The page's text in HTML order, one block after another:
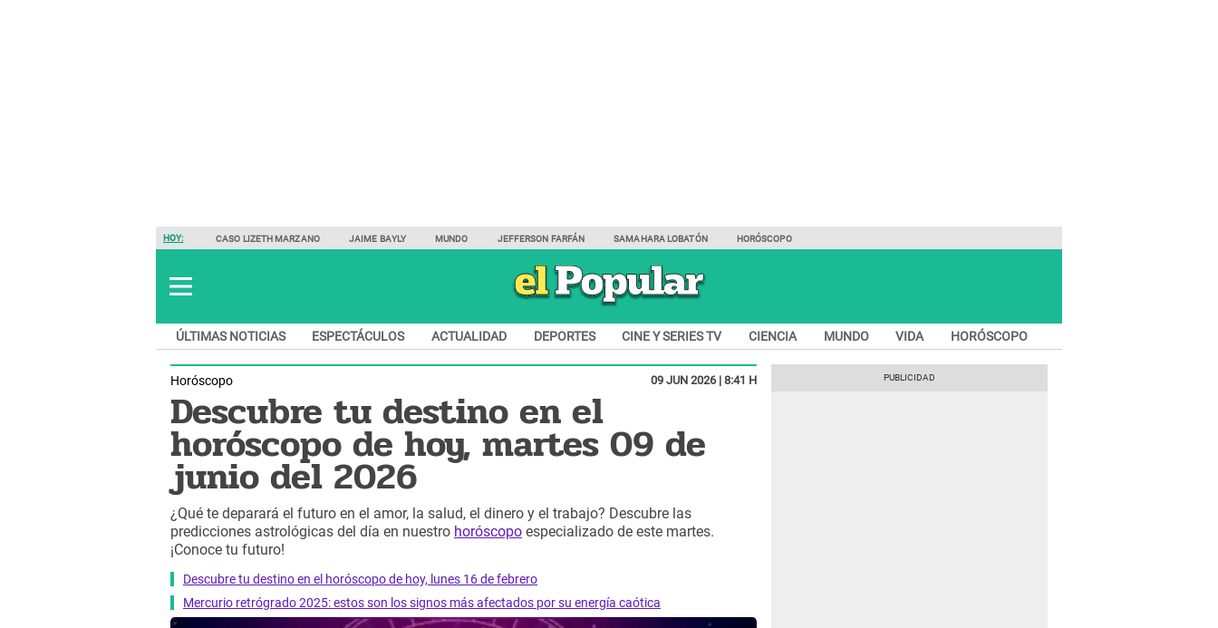
HOY: CASO LIZETH MARZANO JAIME BAYLY MUNDO JEFFERSON FARFÁN SAMAHARA LOBATÓN HORÓSCOPO
ÚLTIMAS NOTICIAS ESPECTÁCULOS ACTUALIDAD DEPORTES CINE Y SERIES TV CIENCIA MUNDO VIDA HORÓSCOPO
Horóscopo 09 JUN 2026 | 8:41 H
Descubre tu destino en el
horóscopo de hoy, martes 09 de
junio del 2026
¿Qué te deparará el futuro en el amor, la salud, el dinero y el trabajo? Descubre las
predicciones astrológicas del día en nuestro horóscopo especializado de este martes.
¡Conoce tu futuro!
Descubre tu destino en el horóscopo de hoy, lunes 16 de febrero
Mercurio retrógrado 2025: estos son los signos más afectados por su energía caótica